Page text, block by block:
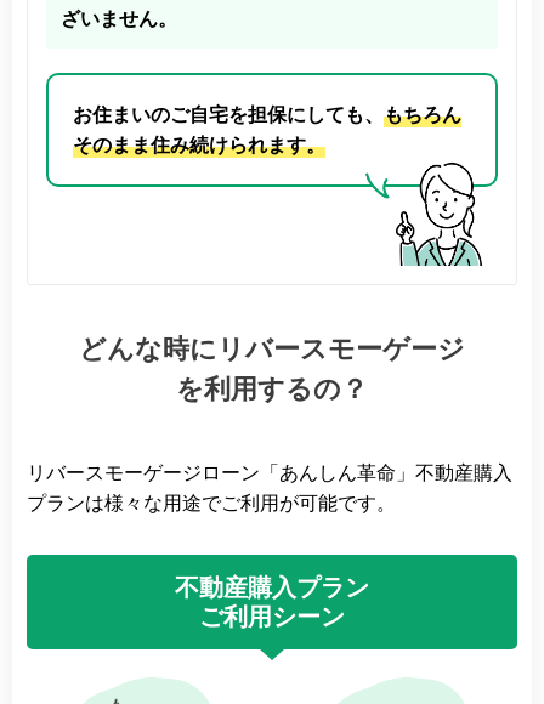
ざいません。
お住まいのご自宅を担保にしても、 もちろん
そのまま住み続けられます。
どんな時にリバースモーゲージ
を利用するの？
リバースモーゲージローン「あんしん革命」不動産購入
プランは様々な用途でご利用が可能です。
不動産購入プラン
ご利用シーン